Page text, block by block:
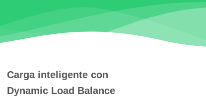
Carga inteligente con
Dynamic Load Balance